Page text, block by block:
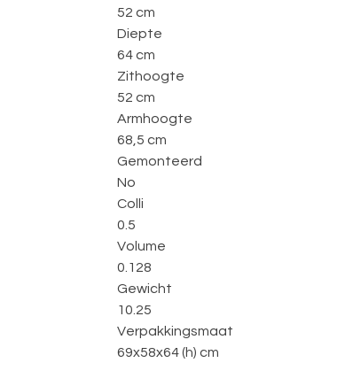
52 cm
Diepte
64 cm
Zithoogte
52 cm
Armhoogte
68,5 cm
Gemonteerd
No
Colli
0.5
Volume
0.128
Gewicht
10.25
Verpakkingsmaat
69x58x64 (h) cm